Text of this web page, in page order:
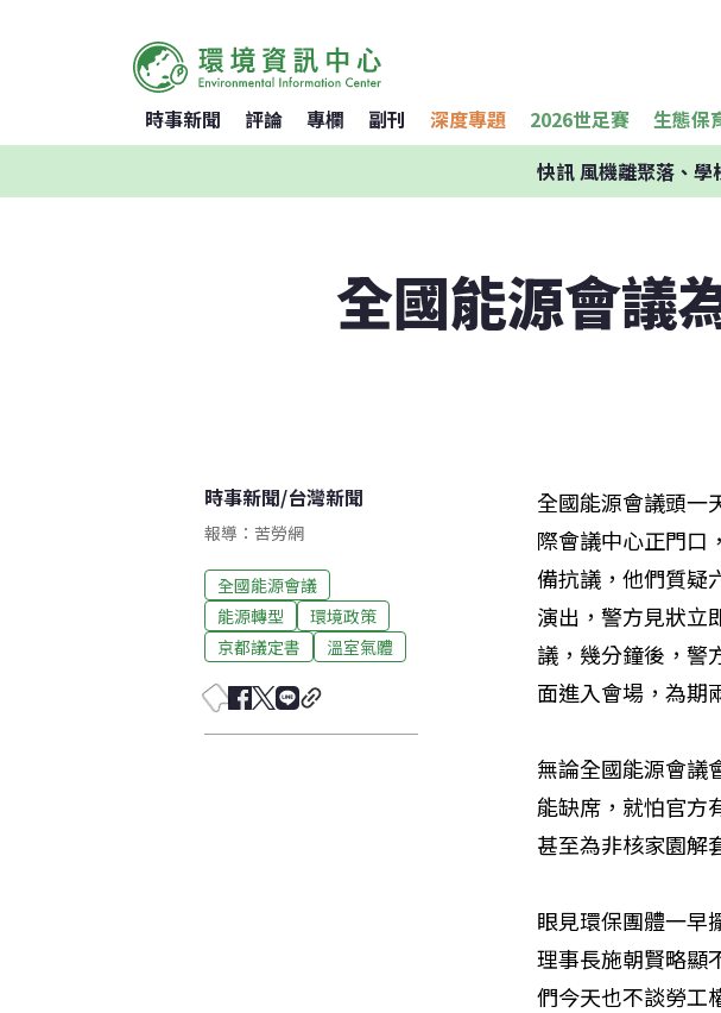
時事新聞 評論 專欄 副刊 深度專題 2026世足賽 生態保
快訊風機離聚落、學
全國能源會議
時事新聞/台灣新聞
報導：苦勞網
全國能源會議
能源轉型
環境政策
京都議定書
溫室氣體
全國能源會議頭一
際會議中心正門口
備抗議，他們質疑
演出，警方見狀立
議，幾分鐘後，警
面進入會場，為期
無論全國能源會議
能缺席，就怕官方
甚至為非核家園解
眼見環保團體一早
理事長施朝賢略顯
們今天也不談勞工